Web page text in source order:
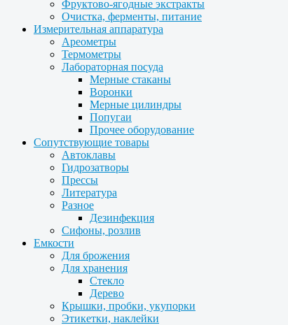
Фруктово-ягодные экстракты
Очистка, ферменты, питание
Измерительная аппаратура
Ареометры
Термометры
Лабораторная посуда
Мерные стаканы
Воронки
Мерные цилиндры
Попугаи
Прочее оборудование
Сопутствующие товары
Автоклавы
Гидрозатворы
Прессы
Литература
Разное
Дезинфекция
Сифоны, розлив
Емкости
Для брожения
Для хранения
Стекло
Дерево
Крышки, пробки, укупорки
Этикетки, наклейки